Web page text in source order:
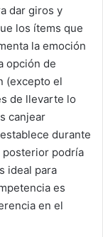
dar giros y
los ítems que
la emoción
opción de
(excepto el
de llevarte lo
canjear
durante
posterior podría
ideal para
es
en el